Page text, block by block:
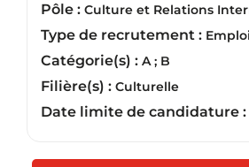
Pôle : Culture et Relations
Type de recrutement :
Catégorie(s) : A ; B
Filière(s) : Culturelle
Date limite de candidature :